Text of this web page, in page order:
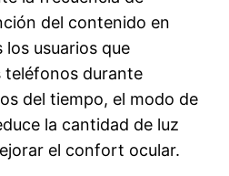
del contenido en
los usuarios que
teléfonos durante
del tiempo, el modo de
la cantidad de luz
el confort ocular.